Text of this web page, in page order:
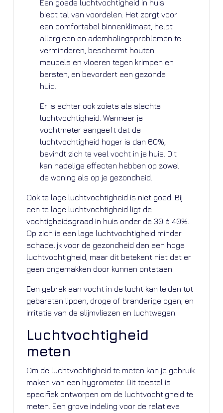
Een goede luchtvochtigheid in huis
biedt tal van voordelen. Het zorgt voor
een comfortabel binnenklimaat, helpt
allergieën en ademhalingsproblemen te
verminderen, beschermt houten
meubels en vloeren tegen krimpen en
barsten, en bevordert een gezonde
huid.
Er is echter ook zoiets als slechte
luchtvochtigheid. Wanneer je
vochtmeter aangeeft dat de
luchtvochtigheid hoger is dan 60%,
bevindt zich te veel vocht in je huis. Dit
kan nadelige effecten hebben op zowel
de woning als op je gezondheid.
Ook te lage luchtvochtigheid is niet goed. Bij
een te lage luchtvochtigheid ligt de
vochtigheidsgraad in huis onder de 30 à 40%.
Op zich is een lage luchtvochtigheid minder
schadelijk voor de gezondheid dan een hoge
luchtvochtigheid, maar dit betekent niet dat er
geen ongemakken door kunnen ontstaan.
Een gebrek aan vocht in de lucht kan leiden tot
gebarsten lippen, droge of branderige ogen, en
irritatie van de slijmvliezen en luchtwegen.
Luchtvochtigheid
meten
Om de luchtvochtigheid te meten kan je gebruik
maken van een hygrometer. Dit toestel is
specifiek ontworpen om de luchtvochtigheid te
meten. Een grove indeling voor de relatieve